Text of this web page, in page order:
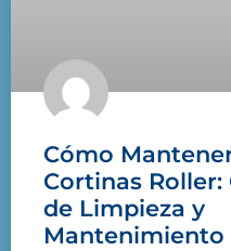
Cómo
Cortinas Roller:
de Limpieza y
Mantenimiento